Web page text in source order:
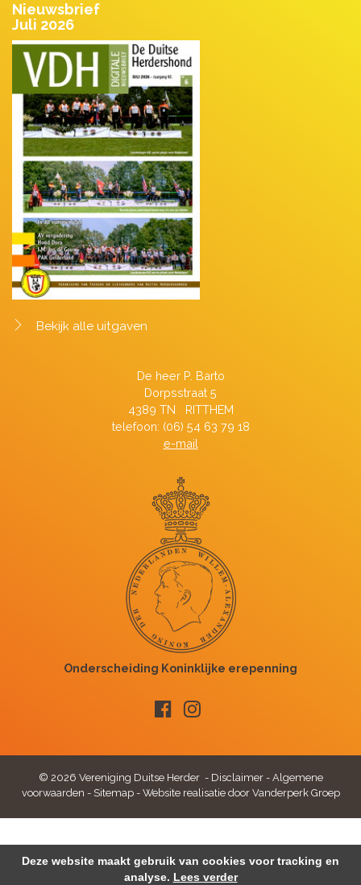
Nieuwsbrief
Juli 2026
Bekijk alle uitgaven
De heer P. Barto
Dorpsstraat 5
4389 TN RITTHEM
telefoon: (06) 54 63 79 18
e-mail
© 2026 Vereniging Duitse Herder - Disclaimer- Algemene
voorwaarden - Sitemap- Website realisatie door Vanderperk Groep
Deze website maakt gebruik van cookies voor tracking en
analyse. Lees verder